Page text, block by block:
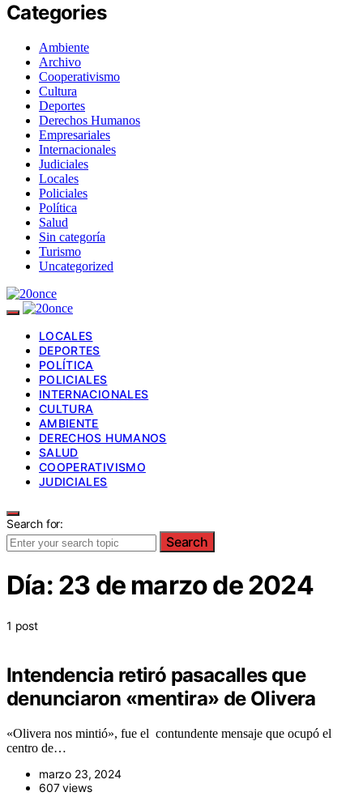
Categories
Ambiente
Archivo
Cooperativismo
Cultura
Deportes
Derechos Humanos
Empresariales
Internacionales
Judiciales
Locales
Policiales
Política
Salud
Sin categoría
Turismo
Uncategorized
LOCALES
DEPORTES
POLÍTICA
POLICIALES
INTERNACIONALES
CULTURA
AMBIENTE
DERECHOS HUMANOS
SALUD
COOPERATIVISMO
JUDICIALES
Search for:
Search
Día: 23 de marzo de 2024
1 post
Intendencia retiró pasacalles que
denunciaron «mentira» de Olivera
«Olivera nos mintió», fue el contundente mensaje que ocupó el
centro de…
marzo 23, 2024
607 views